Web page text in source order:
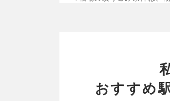
おすすめ